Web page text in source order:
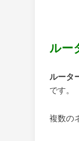
ルー
ルータ
です。
複数の